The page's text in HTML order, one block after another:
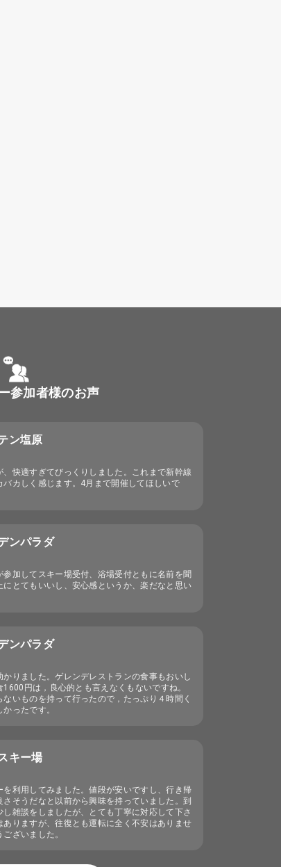
参加者様のお声
ン塩原
快適すぎてびっくりしました。これまで新幹線
バカしく感じます。4月まで開催してほしいで
ンパラダ
参加してスキー場受付、浴場受付ともに名前を聞
にとてもいいし、安心感というか、楽だなと思い
ンパラダ
りました。ゲレンデレストランの食事もおいし
円は，良心的とも言えなくもないですね。
ないものを持って行ったので，たっぷり４時間く
ったです。
キー場
を利用してみました。値段が安いですし、行き帰
さそうだなと以前から興味を持っていました。到
雑談をしましたが、とても丁寧に対応して下さ
ありますが、往復とも運転に全く不安はありませ
ざいました。